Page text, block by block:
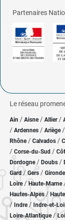
Partenaires
Le réseau
Ain / Aisne/ Allier/
/ Ardennes / Ariège/
Rhône/ Calvados /
/ Corse-du-Sud /
Dordogne/ Doubs /
Gard/Gers / Gironde
Loire/Haute-Marne
Hautes-Alpes/
/ Indre/ Indre-et-
Loire-Atlantique/